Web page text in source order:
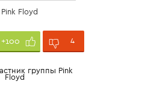
Pink Floyd
+100 4
группы Pink
Floyd